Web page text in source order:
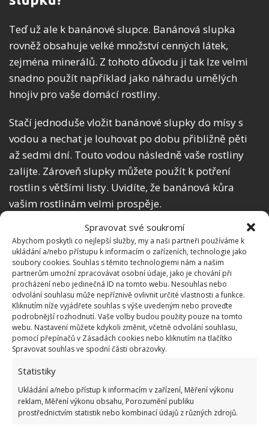
Spravovat své soukromí
Abychom poskytli co nejlepší služby, my a naši partneři používáme k
ukládání a/nebo přístupu k informacím o zařízeních, technologie jako
soubory cookies. Souhlas s těmito technologiemi nám a našim
partnerům umožní zpracovávat osobní údaje, jako je chování při
procházení nebo jedinečná ID na tomto webu. Nesouhlas nebo
odvolání souhlasu může nepříznivě ovlivnit určité vlastnosti a funkce.
Kliknutím níže vyjádřete souhlas s výše uvedeným nebo proveďte
podrobnější rozhodnutí. Vaše volby budou použity pouze na tomto
webu. Nastavení můžete kdykoli změnit, včetně odvolání souhlasu,
pomocí přepínačů v Zásadách cookies nebo kliknutím na tlačítko
Spravovat souhlas ve spodní části obrazovky.
Statistiky
Ukládání a/nebo přístup k informacím v zařízení, Měření výkonu
reklam, Měření výkonu obsahu, Porozumění publiku
prostřednictvím statistik nebo kombinací údajů z různých zdrojů.
Teď už ale k banánové slupce. Banánová slupka
rovněž obsahuje velké množství cenných látek,
zejména minerálů. Z tohoto důvodu ji tak lze velmi
snadno použít například jako náhradu umělých
hnojiv pro vaše domácí rostliny.
Stačí jednoduše vložit banánové slupky do mísy s
vodou a nechat je louhovat po dobu přibližně pěti
až sedmi dní. Touto vodou následně vaše rostliny
zalijte. Zároveň slupky můžete použít k potření
rostlin s většími listy. Uvidíte, že banánová kůra
vašim rostlinám velmi prospěje.
Druhou možností, jak banánové slupky použít, je
připravit z nich speciální přípravek k péči o vaší
obuv. Konkrétně stačí pouze slupkou od banánu
jednoduše přetřít vaše lakované kožené boty.